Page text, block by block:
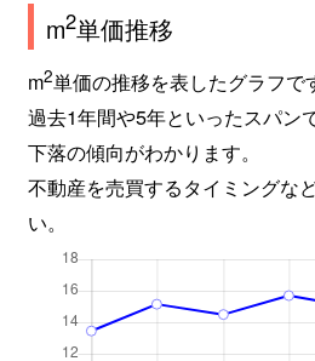
m2単価推移
m2単価の推移を表したグラフで
過去1年間や5年といったスパン
下落の傾向がわかります。
不動産を売買するタイミングな
い。